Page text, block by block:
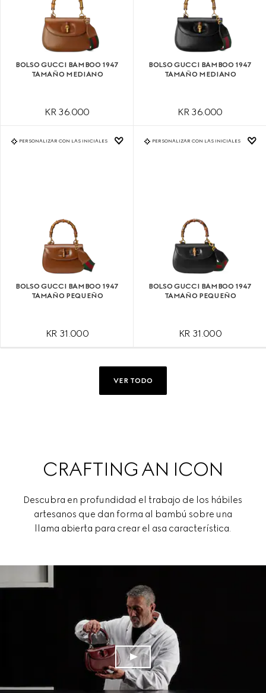
BOLSO GUCCI BAMBOO 1947
TAMAÑO MEDIANO
KR 36.000
BOLSO GUCCI BAMBOO 1947
TAMAÑO MEDIANO
KR 36.000
PERSONALIZAR CON LAS INICIALES
BOLSO GUCCI BAMBOO 1947
TAMAÑO PEQUEÑO
KR 31.000
PERSONALIZAR CON LAS INICIALES
BOLSO GUCCI BAMBOO 1947
TAMAÑO PEQUEÑO
KR 31.000
VER TODO
CRAFTING AN ICON
Descubra en profundidad el trabajo de los hábiles
artesanos que dan forma al bambú sobre una
llama abierta para crear el asa característica.